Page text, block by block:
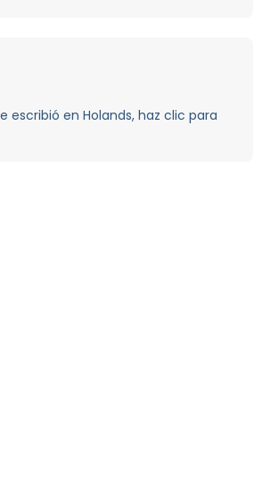
escribió en Holands, haz clic para